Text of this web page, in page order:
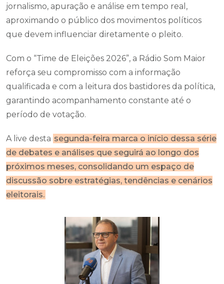
jornalismo, apuração e análise em tempo real,
aproximando o público dos movimentos políticos
que devem influenciar diretamente o pleito.
Com o “Time de Eleições 2026”, a Rádio Som Maior
reforça seu compromisso com a informação
qualificada e com a leitura dos bastidores da política,
garantindo acompanhamento constante até o
período de votação.
A live desta segunda-feira marca o início dessa série
de debates e análises que seguirá ao longo dos
próximos meses, consolidando um espaço de
discussão sobre estratégias, tendências e cenários
eleitorais.